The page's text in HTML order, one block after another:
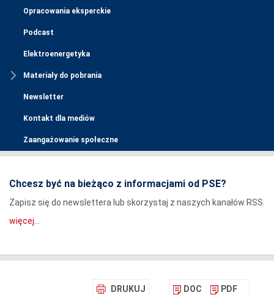
Opracowania eksperckie
Podcast
Elektroenergetyka
Materiały do pobrania
Newsletter
Kontakt dla mediów
Zaangażowanie społeczne
Chcesz być na bieżąco z informacjami od PSE?
Zapisz się do newslettera lub skorzystaj z naszych kanałów RSS.
więcej...
DRUKUJ DOC PDF